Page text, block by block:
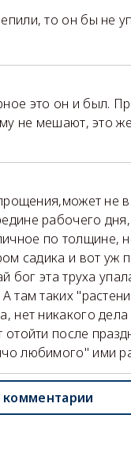
то он бы не
это он и был.
не мешают, это
не
рабочего
по толщине,
садика и вот уж
бог эта труха
там таких
нет никакого
после
любимого" ими
комментарии